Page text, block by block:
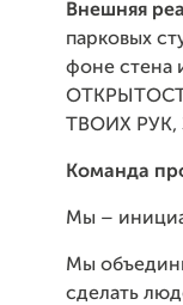
Внешняя
парковых
фоне стена
ТВОИХ
Команда
Мы –
Мы
сделать